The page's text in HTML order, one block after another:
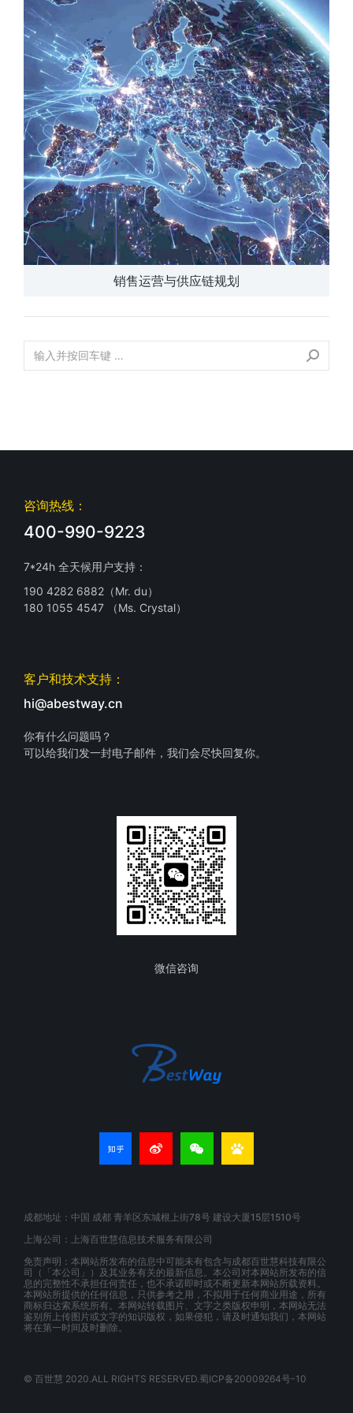
销售运营与供应链规划
咨询热线：
400-990-9223
7*24h 全天候用户支持：
190 4282 6882（Mr. du）
180 1055 4547 （Ms. Crystal）
客户和技术支持：
hi@abestway.cn
你有什么问题吗？
可以给我们发一封电子邮件，我们会尽快回复你。
微信咨询
成都地址：中国 成都 青羊区东城根上街78号 建设大厦15层1510号
上海公司：上海百世慧信息技术服务有限公司
免责声明：本网站所发布的信息中可能未有包含与成都百世慧科技有限公
司（「本公司」）及其业务有关的最新信息。本公司对本网站所发布的信
息的完整性不承担任何责任，也不承诺即时或不断更新本网站所载资料。
本网站所提供的任何信息，只供参考之用，不拟用于任何商业用途，所有
商标归达索系统所有。本网站转载图片、文字之类版权申明，本网站无法
鉴别所上传图片或文字的知识版权，如果侵犯，请及时通知我们，本网站
将在第一时间及时删除。
© 百世慧 2020.ALL RIGHTS RESERVED.蜀ICP备20009264号-10